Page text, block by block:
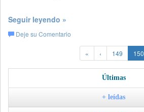
Seguir leyendo »
Deje su Comentario
« ‹ 149 150
Últimas
+ leídas